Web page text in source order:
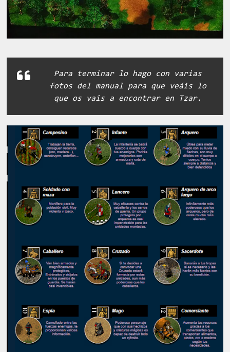
Para terminar lo hago con varias
fotos del manual para que veáis lo
que os vais a encontrar en Tzar.